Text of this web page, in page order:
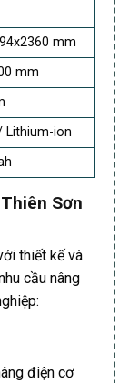
mm
mm
Lithium-ion
Sơn
thiết kế và
cầu nâng
điện cơ